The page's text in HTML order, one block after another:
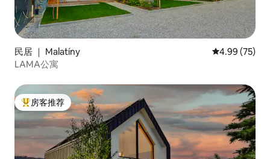
民居 ｜ Malatíny 平均评分
4.99 (75)
LAMA公寓
热门「房客推荐」
房客推荐